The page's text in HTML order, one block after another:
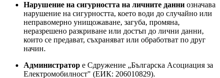
Нарушение на сигурността на личните данни означава
нарушение на сигурността, което води до случайно или
неправомерно унищожаване, загуба, промяна,
неразрешено разкриване или достъп до лични данни,
които се предават, съхраняват или обработват по друг
начин.
Администратор е Сдружение „Българска Асоциация за
Електромобилност" (ЕИК: 206010829).